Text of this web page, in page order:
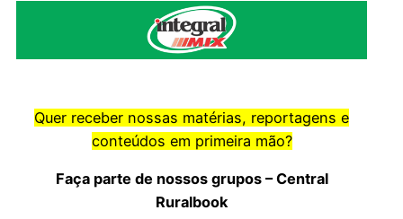
Quer receber nossas matérias, reportagens e
conteúdos em primeira mão?
Faça parte de nossos grupos – Central
Ruralbook